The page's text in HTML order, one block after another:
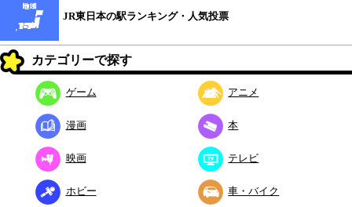
JR東日本の駅ランキング・人気投票
カテゴリーで探す
ゲーム アニメ
漫画 本
映画 テレビ
ホビー 車・バイク